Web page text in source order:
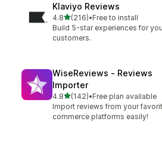
Klaviyo Reviews
4.8滿分 5 顆星
(216)
共有 216 則評價
•Free to install
Build 5-star experiences for
customers.
WiseReviews ‑ Reviews
Importer
4.8滿分 5 顆星
(142)
共有 142 則評價
•Free plan available
Import reviews from your
commerce platforms easily!